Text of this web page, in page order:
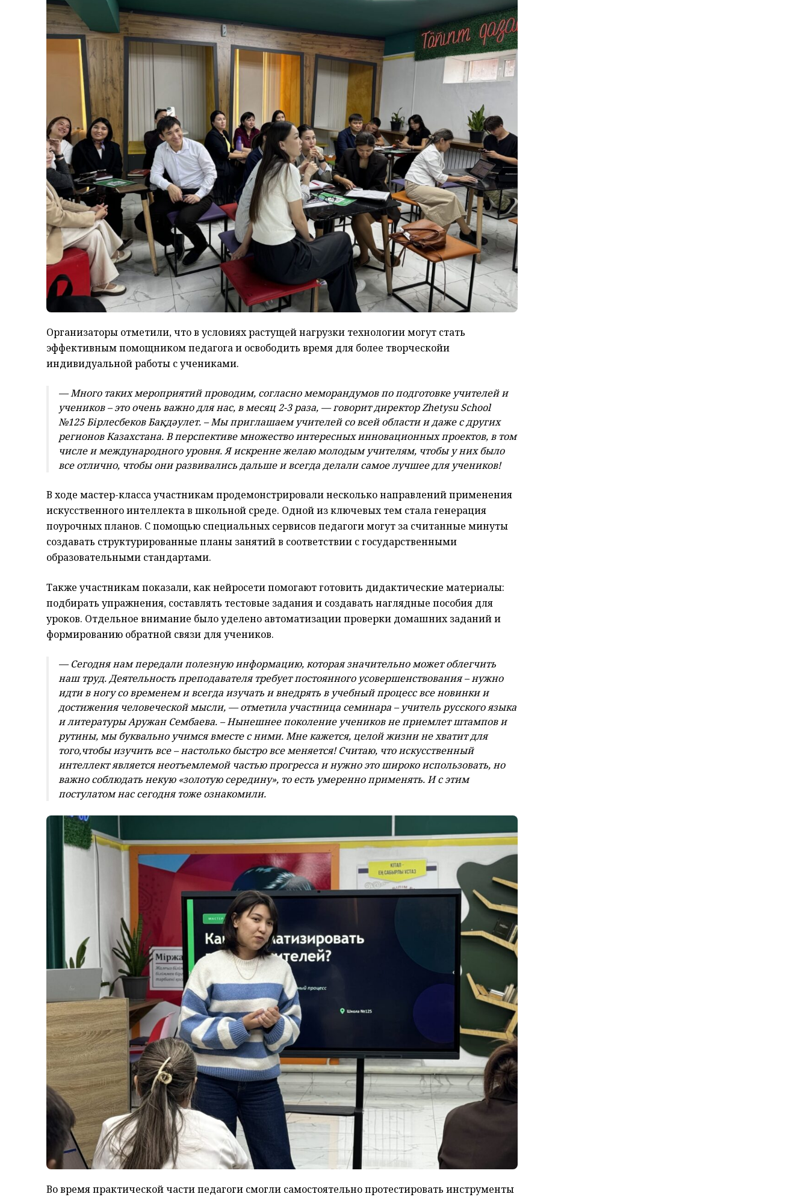
Организаторы отметили, что в условиях растущей нагрузки технологии могут стать
эффективным помощником педагога и освободить время для более творческойи
индивидуальной работы с учениками.
—Много таких мероприятий проводим, согласно меморандумов по подготовке учителейи
учеников– это очень важнодля нас, в месяц 2-3 раза, —говоритдиректорZhetysu School
№125Бірлесбеков Бақдәулет. –Мы приглашаем учителей со всей области и даже с других
регионов Казахстана. В перспективе множество интересныхинновационныхпроектов, в том
числе и международного уровня.Я искренне желаю молодым учителям, чтобы у них было
все отлично, чтобы они развивались дальше и всегда делали самое лучшее для учеников!
В ходе мастер-класса участникам продемонстрировали несколько направлений применения
искусственного интеллекта в школьной среде. Одной из ключевых тем стала генерация
поурочных планов. С помощью специальных сервисов педагоги могут за считанные минуты
создавать структурированные планы занятий в соответствии с государственными
образовательными стандартами.
Также участникам показали, как нейросети помогают готовить дидактические материалы:
подбирать упражнения, составлять тестовые задания и создавать наглядные пособия для
уроков. Отдельное внимание было уделено автоматизации проверки домашних заданий и
формированию обратной связи для учеников.
—Сегодня нам передали полезную информацию, которая значительно может облегчить
наш труд.Деятельность преподавателя требует постоянного усовершенствования – нужно
идти в ногу со временем и всегда изучать и внедрять в учебный процесс все новинки и
достижения человеческой мысли, — отметила участница семинара – учитель русского языка
и литературы Аружан Сембаева. –Нынешнее поколение учеников не приемлет штампов и
рутины, мы буквально учимся вместе с ними. Мне кажется, целой жизни не хватит для
того,чтобы изучить все – настолько быстро все меняется! Считаю, что искусственный
интеллект является неотъемлемой частью прогресса и нужно это широко использовать, но
важно соблюдать некую «золотую середину», то есть умеренно применять. И с этим
постулатом нас сегоднятоже ознакомили.
Во время практической части педагоги смогли самостоятельно протестировать инструменты